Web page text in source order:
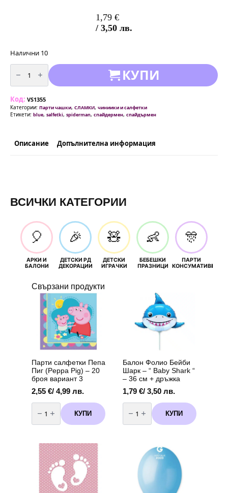
1,79 €
/ 3,50 лв.
Налични 10
количество
за
Парти
салфетки
(Spiderman)
-
20
броя
КУПИ
Код: VS1355
Категории: Парти чашки, СЛАМКИ, чиниики и салфетки
Етикети: blue, salfetki, spiderman, спайдермен, спайдърмен
Описание Допълнителна информация
ВСИЧКИ КАТЕГОРИИ
🎈
АРКИ И
БАЛОНИ
🎉
ДЕТСКИ РД
ДЕКОРАЦИИ
🧸
ДЕТСКИ
ИГРАЧКИ
👶
БЕБЕШКИ
ПРАЗНИЦИ
🎊
ПАРТИ
КОНСУМАТИВИ
Свързани продукти
Парти салфетки Пепа
Пиг (Peppa Pig) – 20
броя вариант 3
2,55 €/ 4,99 лв.
количество
за
Парти
салфетки
(Peppa
Pig)
броя
вариант
КУПИ
Балон Фолио Бейби
Шарк – “ Baby Shark “
– 36 см + дръжка
1,79 €/ 3,50 лв.
количество
за
Балон
Фолио
Shark
КУПИ